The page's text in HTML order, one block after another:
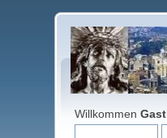
WillkommenGast